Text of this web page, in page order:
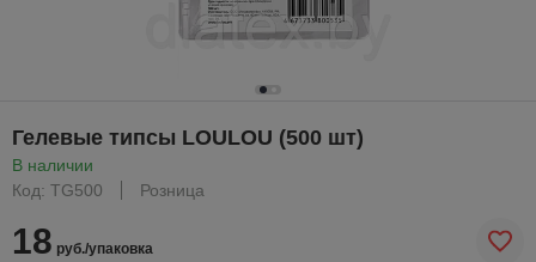
Гелевые типсы LOULOU (500 шт)
В наличии
Код: TG500
Розница
18 руб./упаковка